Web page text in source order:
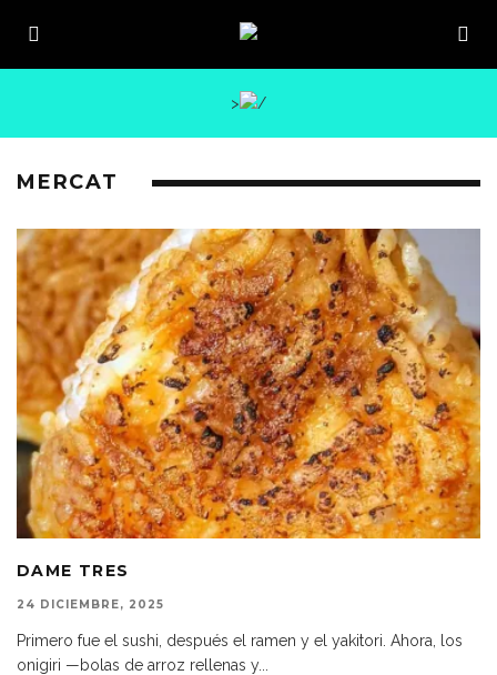
>
MERCAT
DAME TRES
24 DICIEMBRE, 2025
Primero fue el sushi, después el ramen y el yakitori. Ahora, los
onigiri —bolas de arroz rellenas y...